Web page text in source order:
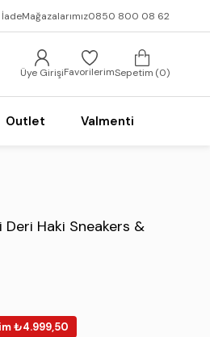
Mağazalarımız0850 800 08 62
Üye GirişiFavorilerimSepetim 0
Outlet Valmenti
Deri Haki Sneakers &
₺4.999,50